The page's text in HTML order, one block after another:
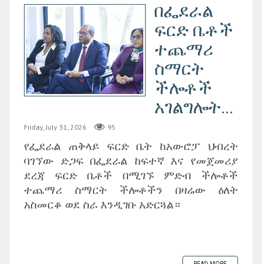
በፌደራል
ፍርድ ቤቶች
ተጨማሪ
ስማርት
ችሎቶች
አገልግሎት...
Friday, July 31, 2026 95
የፌደራል ጠቅላይ ፍርድ ቤት ከአውሮፓ ህብረት
ባገኘው ድጋፍ በፌደራል ከፍተኛ እና የመጀመሪያ
ደረጃ ፍርድ ቤቶች በሚገኙ ምድብ ችሎቶች
ተጨማሪ ስማርት ችሎቶችን በዛሬው ዕለት
አስመርቆ ወደ ስራ እንዲገቡ አድርጓል።